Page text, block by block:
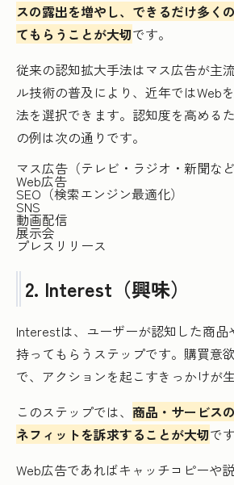
スの露出を増やし、できるだけ多く
てもらうことが大切です。
従来の認知拡大手法はマス広告が主
ル技術の普及により、近年ではWeb
法を選択できます。認知度を高める
の例は次の通りです。
マス広告（テレビ・ラジオ・新聞など
Web広告
SEO（検索エンジン最適化）
SNS
動画配信
展示会
プレスリリース
2. Interest（興味）
Interestは、ユーザーが認知した商品
持ってもらうステップです。購買意
で、アクションを起こすきっかけが
このステップでは、 商品・サービス
ネフィットを訴求することが大切です
Web広告であればキャッチコピーや